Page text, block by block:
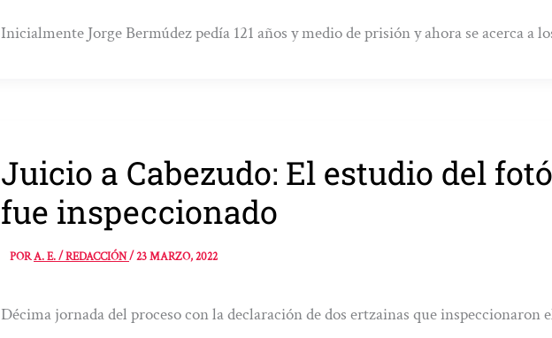
Inicialmente Jorge Bermúdez pedía 121 años y medio de prisión y ahora se acerca a
Juicio a Cabezudo: El estudio del
fue inspeccionado
PORA. E. / REDACCIÓN/23 MARZO, 2022
Décima jornada del proceso con la declaración de dos ertzainas que inspeccionaron